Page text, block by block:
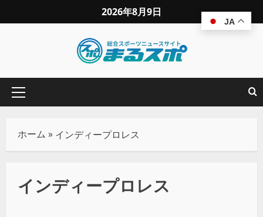
2026年8月9日
ホーム » インディープロレス
インディープロレス
プロレス
JA